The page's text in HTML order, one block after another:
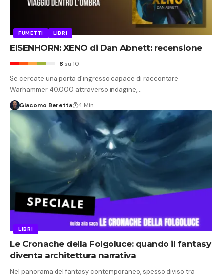
FUMETTI LIBRI
EISENHORN: XENO di Dan Abnett: recensione
8 su 10
Se cercate una porta d’ingresso capace di raccontare
Warhammer 40.000 attraverso indagine,…
Giacomo Beretta 4 Min
LIBRI
Le Cronache della Folgoluce: quando il fantasy
diventa architettura narrativa
Nel panorama del fantasy contemporaneo, spesso diviso tra